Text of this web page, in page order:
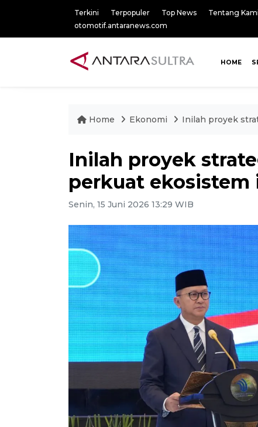
Terkini Terpopuler Top News Tentang Kami
otomotif.antaranews.com
HOME
Home Ekonomi Inilah proyek
Inilah proyek
perkuat ekosistem
Senin, 15 Juni 2026 13:29 WIB